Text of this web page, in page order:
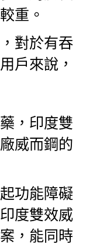
重。
對於有吞
戶來說，
，印度雙
威而鋼的
功能障礙
度雙效威
，能同時